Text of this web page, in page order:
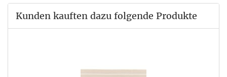
Kunden kauften dazu folgende Produkte